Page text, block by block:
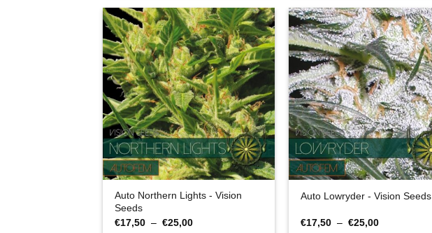
à
€30,00
à
€25,00
Auto Northern Lights - Vision
Seeds
€17,50 – €25,00Plage
Auto Lowryder - Vision Seeds
€17,50 – €25,00Plage